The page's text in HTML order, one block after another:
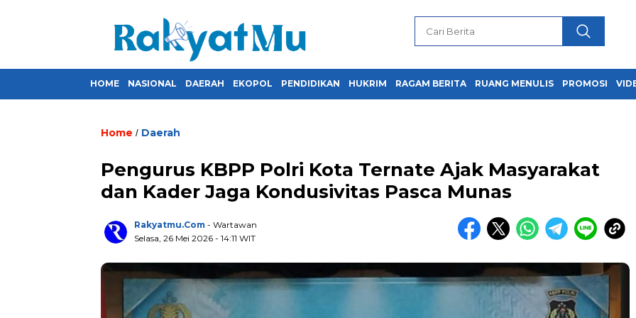
HOME NASIONAL DAERAH EKOPOL PENDIDIKAN HUKRIM RAGAM BERITA RUANG MENULIS PROMOSI
Home / Daerah
Pengurus KBPP Polri Kota Ternate Ajak Masyarakat
dan Kader Jaga Kondusivitas Pasca Munas
Rakyatmu.com - Wartawan
Selasa, 26 Mei 2026 - 14:11 WIT